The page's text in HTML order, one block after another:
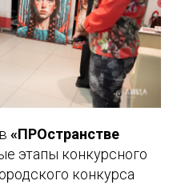
в «ПРОстранстве
этапы конкурсного
конкурса